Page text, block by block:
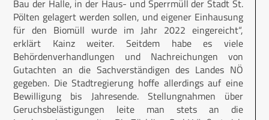
Bau der Halle, in der Haus- und Sperrmüll der Stadt St.
Pölten gelagert werden sollen, und eigener Einhausung
für den Biomüll wurde im Jahr 2022 eingereicht“,
erklärt Kainz weiter. Seitdem habe es viele
Behördenverhandlungen und Nachreichungen von
Gutachten an die Sachverständigen des Landes NÖ
gegeben. Die Stadtregierung hoffe allerdings auf eine
Bewilligung bis Jahresende. Stellungnahmen über
Geruchsbelästigungen leite man stets an die